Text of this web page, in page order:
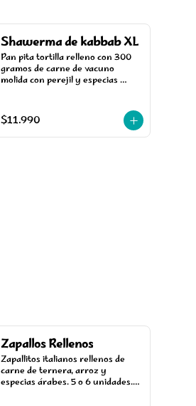
Shawerma de kabbab XL
Pan pita tortilla relleno con 300
gramos de carne de vacuno
molida con perejil y especias
pepino y cebolla estilo árabe.
$11.990
Zapallos Rellenos
Zapallitos italianos rellenos de
carne de ternera, arroz y
especias árabes. 5 o 6 unidades.